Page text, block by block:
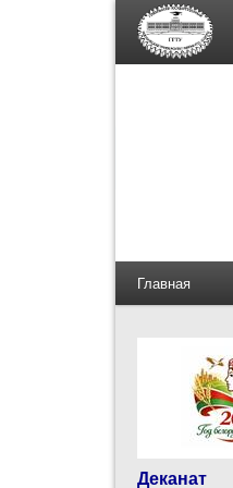
Главная
Деканат